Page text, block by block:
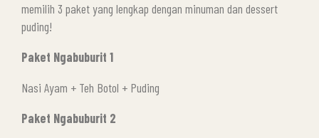
memilih 3 paket yang lengkap dengan minuman dan dessert
puding!
Paket Ngabuburit 1
Nasi Ayam + Teh Botol + Puding
Paket Ngabuburit 2